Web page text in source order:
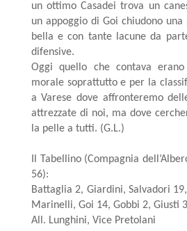
un ottimo Casadei trova un
un appoggio di Goi chiudono
bella e con tante lacune da
difensive.
Oggi quello che contava
morale soprattutto e per la
a Varese dove affronteremo
attrezzate di noi, ma dove
la pelle a tutti. (G.L.)
Il Tabellino (Compagnia
56):
Battaglia 2, Giardini, Salvadori
Marinelli, Goi 14, Gobbi 2, Giusti
All. Lunghini, Vice Pretolani